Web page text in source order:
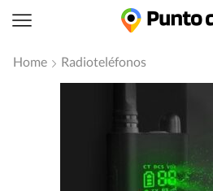
Home Radioteléfonos